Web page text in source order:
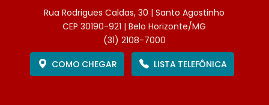
Rua Rodrigues Caldas, 30 | Santo Agostinho
CEP 30190-921 | Belo Horizonte/MG
(31) 2108-7000
COMO CHEGAR
LISTA TELEFÔNICA